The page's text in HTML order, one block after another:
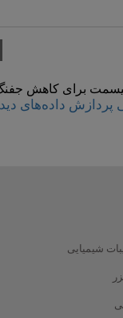
برای کاهش
پردازش داده‌های
شیمیایی